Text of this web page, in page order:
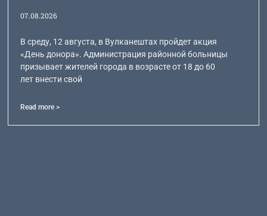
07.08.2026
В среду, 12 августа, в Вулканештах пройдет акция
«День донора». Администрация районной больницы
призывает жителей города в возрасте от 18 до 60
лет внести свой
Read more >